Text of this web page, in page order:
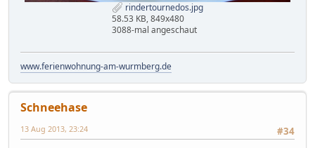
rindertournedos.jpg
58.53 KB, 849x480
3088-mal angeschaut
www.ferienwohnung-am-wurmberg.de
Schneehase
#34
13 Aug 2013, 23:24